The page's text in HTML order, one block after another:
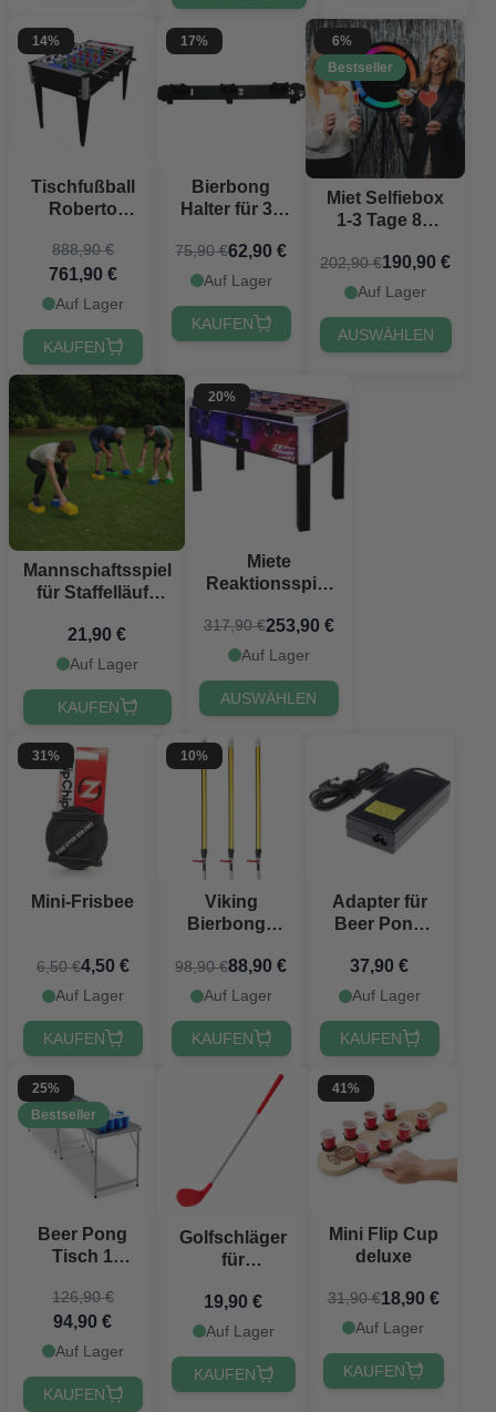
14%
Tischfußball
Roberto
International -
134x110x90
cm
888,90 €
761,90 €
Auf Lager
KAUFEN
17%
Bierbong
Halter für 3x
Bierbongs
75,90 €62,90 €
Auf Lager
KAUFEN
6%
Bestseller
Miet Selfiebox
1-3 Tage 8K
20 Requisiten
202,90 €190,90 €
Auf Lager
AUSWÄHLEN
Mannschaftsspiel
für Staffelläufe
9x - rutschfeste
Steine für
draußen
21,90 €
Auf Lager
KAUFEN
20%
Miete
Reaktionsspiel
317,90 €253,90 €
Auf Lager
AUSWÄHLEN
31%
Mini-Frisbee
6,50 €4,50 €
Auf Lager
KAUFEN
10%
Viking
Bierbongs
PartyVikings
® 3x
98,90 €88,90 €
Auf Lager
KAUFEN
Adapter für
Beer Pong
37,90 €
Auf Lager
KAUFEN
25%
Bestseller
Beer Pong
Tisch 1
PartyVikings -
Offizielle
Maße
126,90 €
94,90 €
Auf Lager
KAUFEN
Golfschläger
für
19,90 €
Auf Lager
KAUFEN
41%
Mini Flip Cup
deluxe
31,90 €18,90 €
Auf Lager
KAUFEN